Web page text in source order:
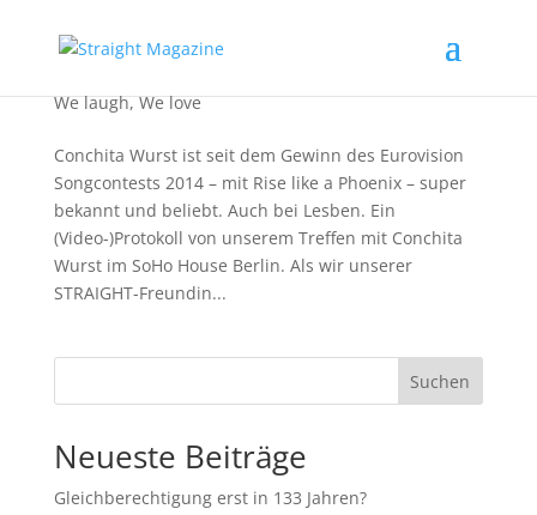
We laugh,We love
Conchita Wurst ist seit dem Gewinn des Eurovision
Songcontests 2014 – mit Rise like a Phoenix – super
bekannt und beliebt. Auch bei Lesben. Ein
(Video-)Protokoll von unserem Treffen mit Conchita
Wurst im SoHo House Berlin. Als wir unserer
STRAIGHT-Freundin...
Suchen
Neueste Beiträge
Gleichberechtigung erst in 133 Jahren?